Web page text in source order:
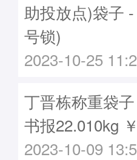
助投放点)袋子
号锁)
2023-10-25
丁晋栋称重袋
书报22.010kg
2023-10-09